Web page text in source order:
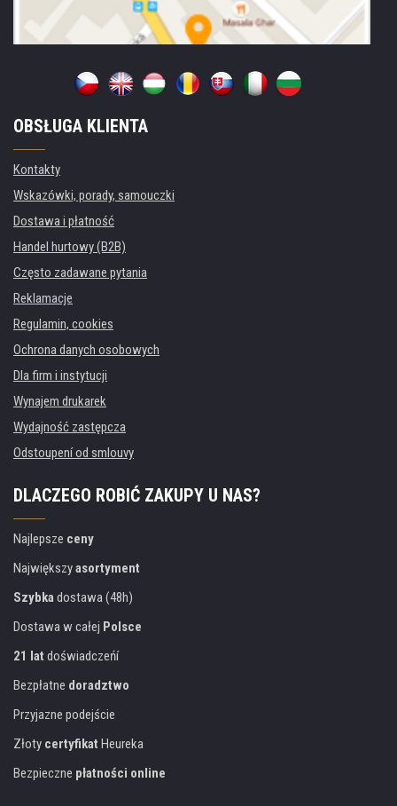
OBSŁUGA KLIENTA
Kontakty
Wskazówki, porady, samouczki
Dostawa i płatność
Handel hurtowy (B2B)
Często zadawane pytania
Reklamacje
Regulamin, cookies
Ochrona danych osobowych
Dla firm i instytucji
Wynajem drukarek
Wydajność zastępcza
Odstoupení od smlouvy
DLACZEGO ROBIĆ ZAKUPY U NAS?
Najlepsze ceny
Największyasortyment
Szybkadostawa (48h)
Dostawa w całej Polsce
21 lat doświadczeńí
Bezpłatne doradztwo
Przyjazne podejście
Złoty certyfikat Heureka
Bezpieczne płatności online